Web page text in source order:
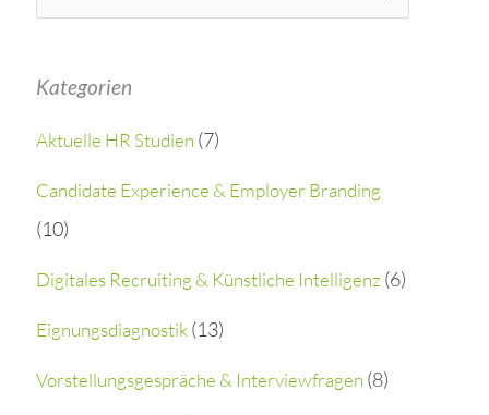
c
h
f
o
Kategorien
Aktuelle HR Studien (7)
Candidate Experience & Employer Branding
(10)
Digitales Recruiting & Künstliche Intelligenz (6)
Eignungsdiagnostik(13)
Vorstellungsgespräche & Interviewfragen (8)